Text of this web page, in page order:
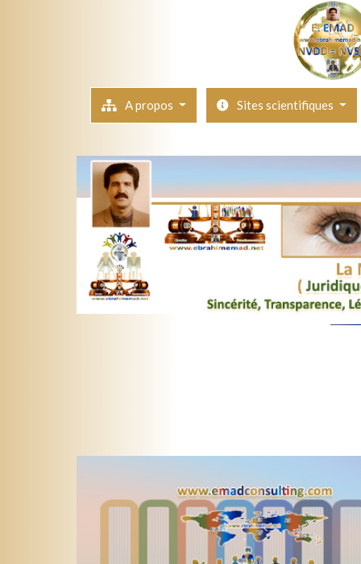
A propos Sites scientifiques